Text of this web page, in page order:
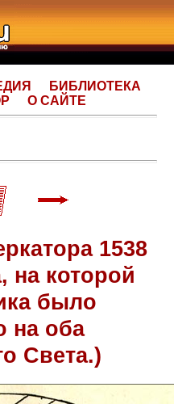
БИБЛИОТЕКА
О САЙТЕ
1538
на которой
было
на оба
Света.)